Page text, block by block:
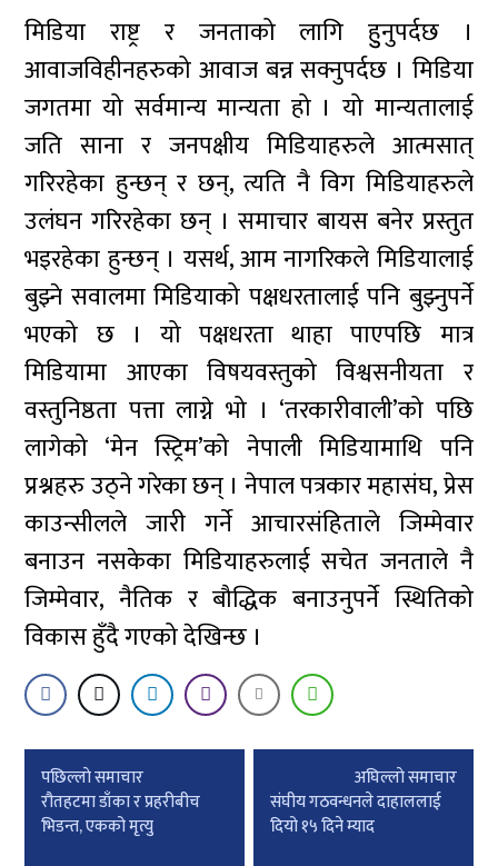
मिडिया राष्ट्र र जनताको लागि हुुनुपर्दछ ।
आवाजविहीनहरुको आवाज बन्न सक्नुपर्दछ । मिडिया
जगतमा यो सर्वमान्य मान्यता हो । यो मान्यतालाई
जति साना र जनपक्षीय मिडियाहरुले आत्मसात्
गरिरहेका हुन्छन् र छन्, त्यति नै विग मिडियाहरुले
उलंघन गरिरहेका छन् । समाचार बायस बनेर प्रस्तुत
भइरहेका हुन्छन् । यसर्थ, आम नागरिकले मिडियालाई
बुझ्ने सवालमा मिडियाको पक्षधरतालाई पनि बुझ्नुपर्ने
भएको छ । यो पक्षधरता थाहा पाएपछि मात्र
मिडियामा आएका विषयवस्तुको विश्वसनीयता र
वस्तुनिष्ठता पत्ता लाग्ने भो । ‘तरकारीवाली’को पछि
लागेको ‘मेन स्ट्रिम’को नेपाली मिडियामाथि पनि
प्रश्नहरु उठ्ने गरेका छन् । नेपाल पत्रकार महासंघ, प्रेस
काउन्सीलले जारी गर्ने आचारसंहिताले जिम्मेवार
बनाउन नसकेका मिडियाहरुलाई सचेत जनताले नै
जिम्मेवार, नैतिक र बौद्धिक बनाउनुपर्ने स्थितिको
विकास हुँदै गएको देखिन्छ ।
Post
navigation
पछिल्लाे समाचार
रौतहटमा डाँका र प्रहरीबीच
भिडन्त, एकको मृत्यु
अघिल्लाे समाचार
संघीय गठवन्धनले दाहाललाई
दियो १५ दिने म्याद